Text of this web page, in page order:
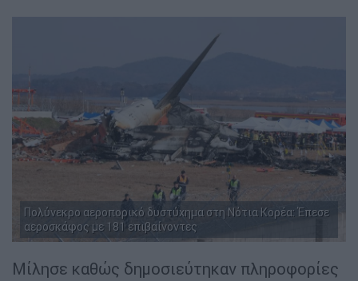
Πολύνεκρο αεροπορικό δυστύχημα στη Νότια Κορέα: Έπεσε
αεροσκάφος με 181 επιβαίνοντες
Μίλησε καθώς δημοσιεύτηκαν πληροφορίες